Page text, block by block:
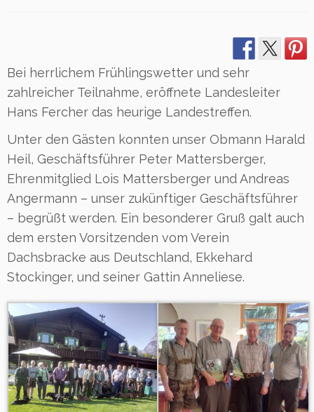
Bei herrlichem Frühlingswetter und sehr
zahlreicher Teilnahme, eröffnete Landesleiter
Hans Fercher das heurige Landestreffen.
Unter den Gästen konnten unser Obmann Harald
Heil, Geschäftsführer Peter Mattersberger,
Ehrenmitglied Lois Mattersberger und Andreas
Angermann – unser zukünftiger Geschäftsführer
– begrüßt werden. Ein besonderer Gruß galt auch
dem ersten Vorsitzenden vom Verein
Dachsbracke aus Deutschland, Ekkehard
Stockinger, und seiner Gattin Anneliese.